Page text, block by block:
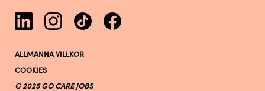
© 2025 GO CARE JOBS
ALLMÄNNA VILLKOR
COOKIES